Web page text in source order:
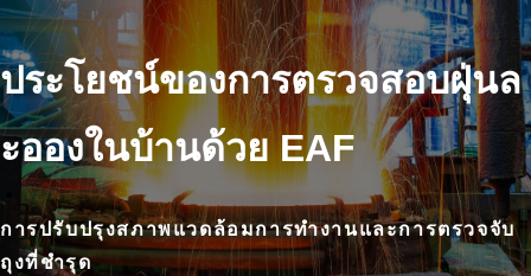
ประโยชน์ของการตรวจสอบฝุ่นล
ะอองในบ้านด้วย EAF
การปรับปรุงสภาพแวดล้อมการทำงานและการตรวจจับ
ถุงที่ชำรุด